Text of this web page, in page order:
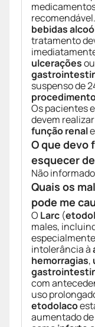
bebidas
tratamento
ulceraçõesou
suspenso de
Os pacientes
devem
função renal
O que devo
esquecer
Não
Quais os
pode me
O Larc (
males,
intolerância à
hemorragias,
com
uso
etodolaco
aumentado de